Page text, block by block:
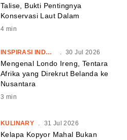
Talise, Bukti Pentingnya
Konservasi Laut Dalam
4 min
INSPIRASI INDONESIA 30 Jul 2026
Mengenal Londo Ireng, Tentara
Afrika yang Direkrut Belanda ke
Nusantara
3 min
KULINARY . 31 Jul 2026
Kelapa Kopyor Mahal Bukan